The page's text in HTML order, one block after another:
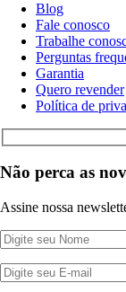
Blog
Fale conosco
Trabalhe
Perguntas
Garantia
Quero revender
Política de
Não perca as
Assine nossa